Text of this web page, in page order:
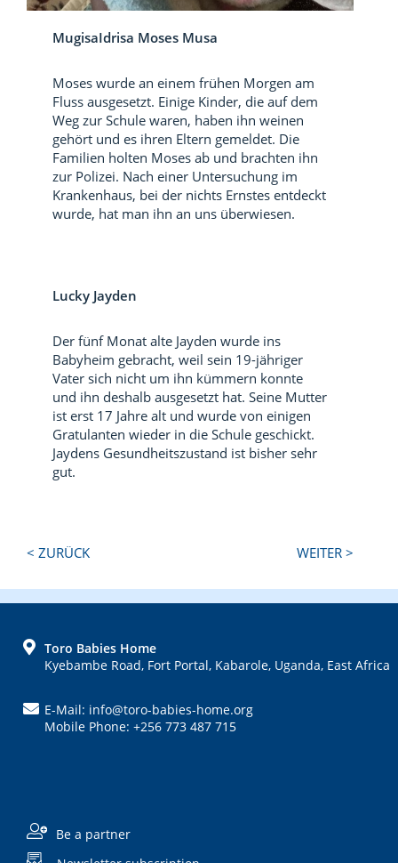
MugisaIdrisa Moses Musa
Moses wurde an einem frühen Morgen am
Fluss ausgesetzt. Einige Kinder, die auf dem
Weg zur Schule waren, haben ihn weinen
gehört und es ihren Eltern gemeldet. Die
Familien holten Moses ab und brachten ihn
zur Polizei. Nach einer Untersuchung im
Krankenhaus, bei der nichts Ernstes entdeckt
wurde, hat man ihn an uns überwiesen.
Lucky Jayden
Der fünf Monat alte Jayden wurde ins
Babyheim gebracht, weil sein 19-jähriger
Vater sich nicht um ihn kümmern konnte
und ihn deshalb ausgesetzt hat. Seine Mutter
ist erst 17 Jahre alt und wurde von einigen
Gratulanten wieder in die Schule geschickt.
Jaydens Gesundheitszustand ist bisher sehr
gut.
Next
< ZURÜCK WEITER >
FOOTERToro Babies Home
Kyebambe Road, Fort Portal, Kabarole, Uganda, East Africa
E-Mail: info@toro-babies-home.org
Mobile Phone: +256 773 487 715
Be a partner